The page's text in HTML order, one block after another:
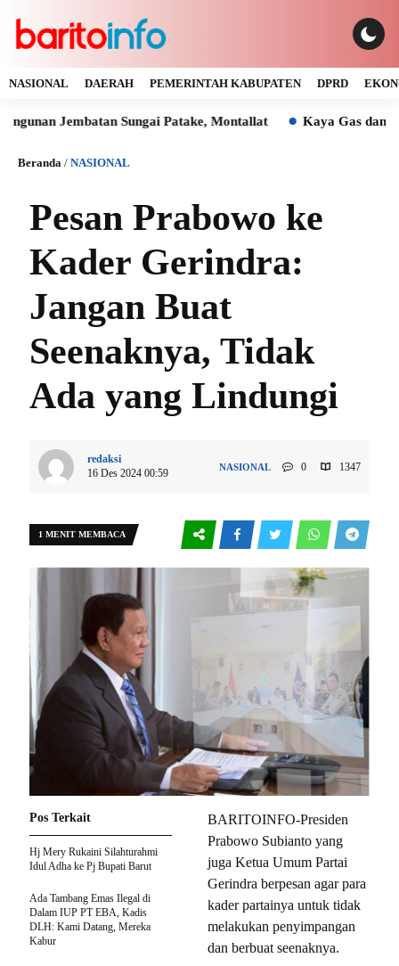
NASIONAL DAERAH PEMERINTAH KABUPATEN DPRD
Jembatan Sungai Patake, Montallat Kaya Gas dan Batu
Beranda / NASIONAL
Pesan Prabowo ke
Kader Gerindra:
Jangan Buat
Seenaknya, Tidak
Ada yang Lindungi
redaksi
16 Des 2024 00:59
NASIONAL 0 1347
1 MENIT MEMBACA
BARITOINFO-Presiden
Prabowo Subianto yang
juga Ketua Umum Partai
Gerindra berpesan agar para
kader partainya untuk tidak
melakukan penyimpangan
dan berbuat seenaknya.
Pos Terkait
Hj Mery Rukaini Silahturahmi
Idul Adha ke Pj Bupati Barut
Ada Tambang Emas Ilegal di
Dalam IUP PT EBA, Kadis
DLH: Kami Datang, Mereka
Kabur